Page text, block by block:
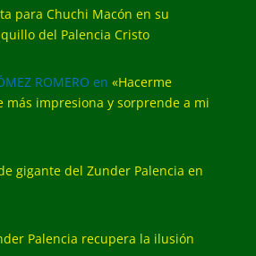
para Chuchi Macón en su
del Palencia Cristo
ROMERO en «Hacerme
más impresiona y sorprende a mi
gigante del Zunder Palencia en
Palencia recupera la ilusión